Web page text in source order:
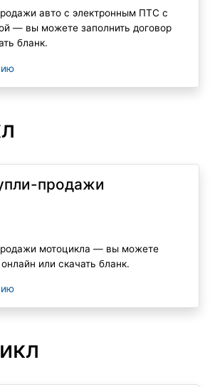
авто с электронным ПТС с
— вы можете заполнить договор
бланк.
продажи
мотоцикла — вы можете
или скачать бланк.